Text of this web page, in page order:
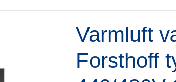
Varmluft
Forsthoff